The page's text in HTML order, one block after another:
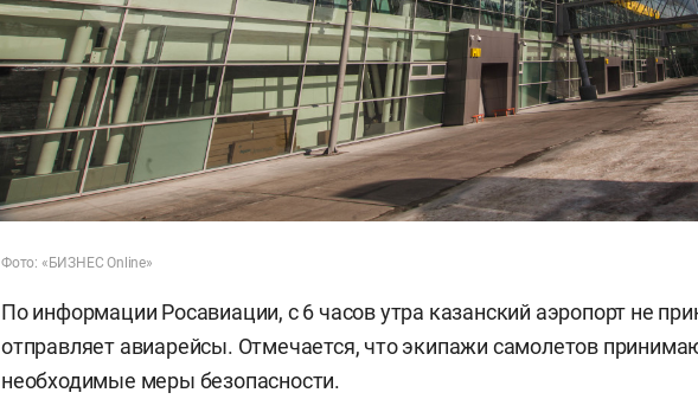
Фото: «БИЗНЕС Online»
По информации Росавиации, с 6 часов утра казанский аэропорт не
отправляет авиарейсы. Отмечается, что экипажи самолетов
необходимые меры безопасности.